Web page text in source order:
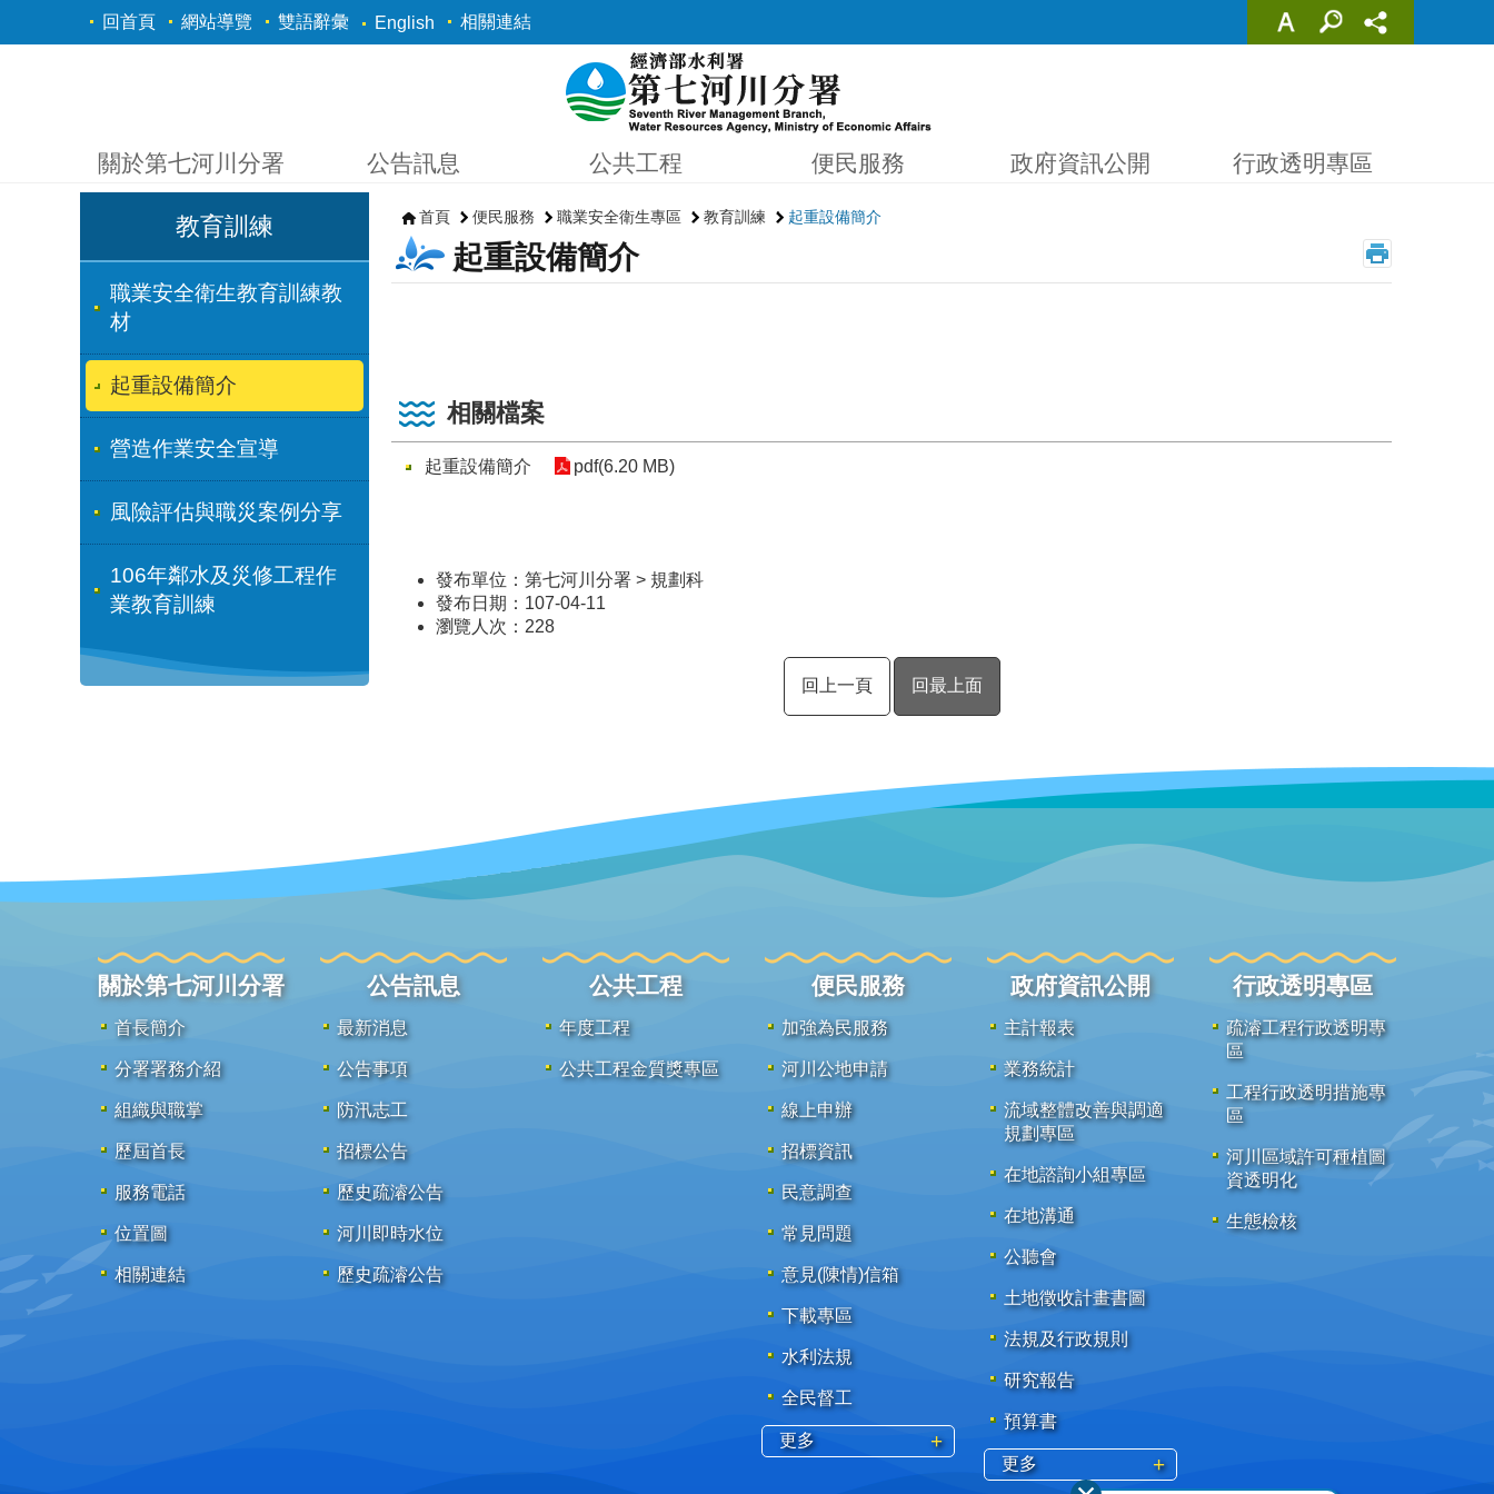
跳到主要內容區塊
回首頁 網站導覽 雙語辭彙 English 相關連結
關於第七河川分署 公告訊息 公共工程 便民服務 政府資訊公開 行政透明專區
教育訓練
職業安全衛生教育訓練教
材
起重設備簡介
營造作業安全宣導
風險評估與職災案例分享
106年鄰水及災修工程作
業教育訓練
首頁 便民服務 職業安全衛生專區 教育訓練 起重設備簡介
起重設備簡介
相關檔案
起重設備簡介 pdf(6.20 MB)
發布單位：第七河川分署 > 規劃科
發布日期：107-04-11
瀏覽人次： 228
回上一頁 回最上面
關於第七河川分署
首長簡介
分署署務介紹
組織與職掌
歷屆首長
服務電話
位置圖
相關連結
公告訊息
最新消息
公告事項
防汛志工
招標公告
歷史疏濬公告
河川即時水位
歷史疏濬公告
公共工程
年度工程
公共工程金質獎專區
便民服務
加強為民服務
河川公地申請
線上申辦
招標資訊
民意調查
常見問題
意見(陳情)信箱
下載專區
水利法規
全民督工
更多
政府資訊公開
主計報表
業務統計
流域整體改善與調適
規劃專區
在地諮詢小組專區
在地溝通
公聽會
土地徵收計畫書圖
法規及行政規則
研究報告
預算書
更多
行政透明專區
疏濬工程行政透明專
區
工程行政透明措施專
區
河川區域許可種植圖
資透明化
生態檢核